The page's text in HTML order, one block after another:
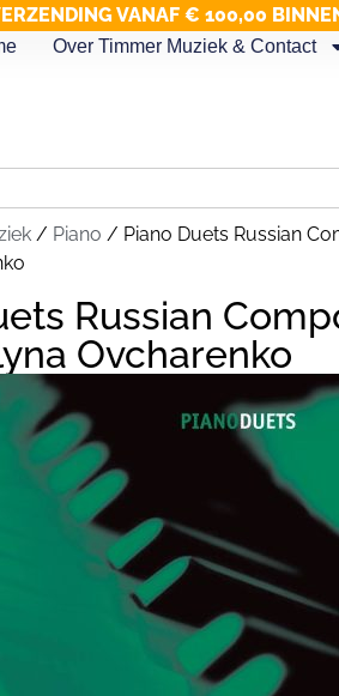
VANAF € 100,00
Over Timmer Muziek & Contact
/ Piano / Piano Duets Russian
Russian
Ovcharenko